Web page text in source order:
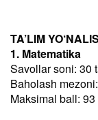
TA’LIM
1. Matematika
Savollar soni: 30
Baholash
Maksimal ball: 93